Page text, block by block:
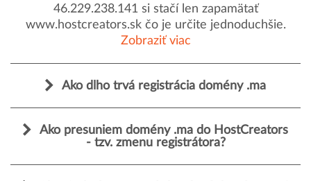
46.229.238.141 si stačí len zapamätať
www.hostcreators.sk čo je určite jednoduchšie.
Zobraziť viac
Ako dlho trvá registrácia domény .ma
Ako presuniem domény .ma do HostCreators
- tzv. zmenu registrátora?